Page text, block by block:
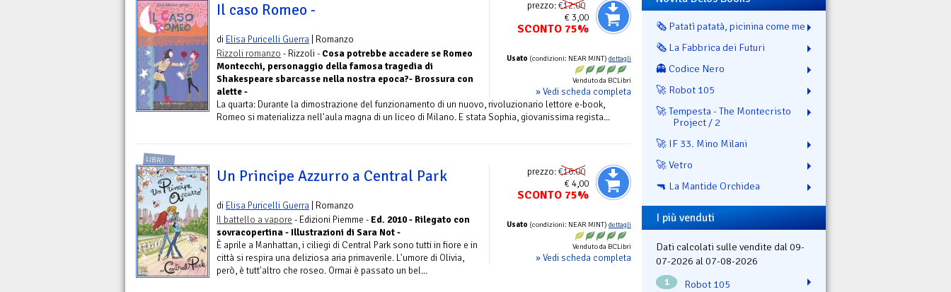
prezzo:€12.00
€ 3,00
SCONTO 75%
Usato (condizioni: NEAR MINT) dettagli
Venduto da BCLibri
» Vedi scheda completa
Il caso Romeo -
di Elisa Puricelli Guerra | Romanzo
Rizzoli romanzo - Rizzoli - Cosa potrebbe accadere se Romeo
Montecchi, personaggio della famosa tragedia di
Shakespeare sbarcasse nella nostra epoca?- Brossura con
alette -
La quarta: Durante la dimostrazione del funzionamento di un nuovo, rivoluzionario lettore e-book,
Romeo si materializza nell'aula magna di un liceo di Milano. E stata Sophia, giovanissima regista...
prezzo:€16.00
€ 4,00
SCONTO 75%
Usato (condizioni: NEAR MINT) dettagli
Venduto da BCLibri
» Vedi scheda completa
LIBRI
Un Principe Azzurro a Central Park
di Elisa Puricelli Guerra | Romanzo
Il battello a vapore - Edizioni Piemme - Ed. 2010 - Rilegato con
sovracopertina - Illustrazioni di Sara Not -
È aprile a Manhattan, i ciliegi di Central Park sono tutti in fiore e in
città si respira una deliziosa aria primaverile. L'umore di Olivia,
però, è tutt'altro che roseo. Ormai è passato un bel...
🗞️ Patatì patatà, picinina come me
🗞️ La Fabbrica dei Futuri
👻 Codice Nero
🚀 Robot 105
🚀 Tempesta - The Montecristo
Project / 2
🚀 IF 33. Mino Milani
🚀 Vetro
🔫 La Mantide Orchidea
I più venduti
Dati calcolati sulle vendite dal 09-
07-2026 al 07-08-2026
1 Robot 105